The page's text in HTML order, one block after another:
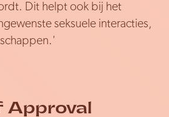
Dit helpt ook bij het
seksuele interacties,
Approval